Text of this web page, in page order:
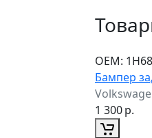
ОЕМ:
Бампер
1 300р.